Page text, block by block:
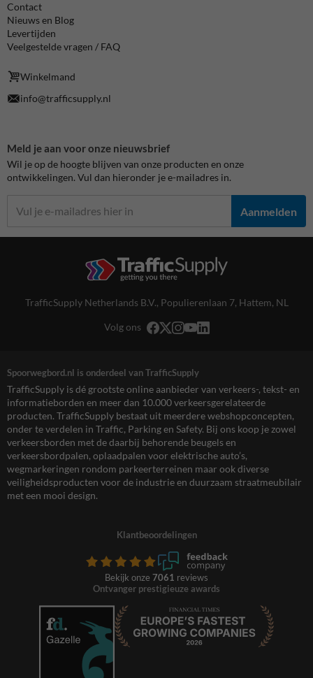
Contact
Nieuws en Blog
Levertijden
Veelgestelde vragen / FAQ
Winkelmand
info@trafficsupply.nl
Meld je aan voor onze nieuwsbrief
Wil je op de hoogte blijven van onze producten en onze
ontwikkelingen. Vul dan hieronder je e-mailadres in.
Aanmelden
TrafficSupply Netherlands B.V., Populierenlaan 7, Hattem, NL
Volg ons
Spoorwegbord.nl is onderdeel van TrafficSupply
TrafficSupply is dé grootste online aanbieder van verkeers-, tekst- en
informatieborden en meer dan 10.000 verkeersgerelateerde
producten. TrafficSupply bestaat uit meerdere webshopconcepten,
onder te verdelen in Traffic, Parking en Safety. Bij ons koop je zowel
verkeersborden met de daarbij behorende beugels en
verkeersbordpalen, oplaadpalen voor elektrische auto’s,
wegmarkeringen rondom parkeerterreinen maar ook diverse
veiligheidsproducten voor de industrie en duurzaam straatmeubilair
met een mooi design.
Klantbeoordelingen
Bekijk onze 7061 reviews
Ontvanger prestigieuze awards